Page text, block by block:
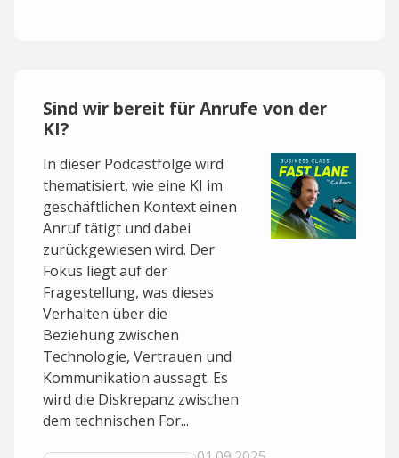
Sind wir bereit für Anrufe von der
KI?
In dieser Podcastfolge wird
thematisiert, wie eine KI im
geschäftlichen Kontext einen
Anruf tätigt und dabei
zurückgewiesen wird. Der
Fokus liegt auf der
Fragestellung, was dieses
Verhalten über die
Beziehung zwischen
Technologie, Vertrauen und
Kommunikation aussagt. Es
wird die Diskrepanz zwischen
dem technischen For...